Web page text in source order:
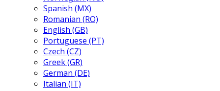
Spanish (MX)
Romanian (RO)
English (GB)
Portuguese (PT)
Czech (CZ)
Greek (GR)
German (DE)
Italian (IT)